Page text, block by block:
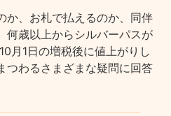
か、お札で払えるのか、同伴
何歳以上からシルバーパスが
月1日の増税後に値上がりし
つわるさまざまな疑問に回答